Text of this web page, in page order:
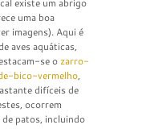
existe um abrigo
uma boa
imagens). Aqui é
aves aquáticas,
se ozarro-
bico-vermelho,
difíceis de
ocorrem
patos, incluindo